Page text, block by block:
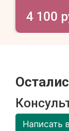
4 100
Написать